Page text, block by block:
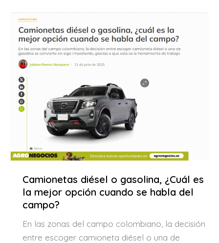
Camionetas diésel o gasolina, ¿Cuál es
la mejor opción cuando se habla del
campo?
En las zonas del campo colombiano, la decisión
entre escoger camioneta diésel o una de